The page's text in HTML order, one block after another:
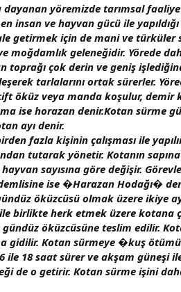
dayanan yöremizde tarımsal
insan ve hayvan gücü ile
getirmek için de mani ve
moğdamlık geleneğidir. Yörede
toprağı çok derin ve geniş
tarlalarını ortak
öküz veya manda koşulur,
ise horazan denir.Kotan sürme
ayı denir.
fazla kişinin çalışması ile
tutarak yönetir. Kotanın
sayısına göre değişir.
ise �Harazan Hodağı�
öküzcüsü olmak üzere ikiye
birlikte herk etmek üzere kotana
öküzcüsüne teslim edilir.
gidilir. Kotan sürmeye �kuş
ile 18 saat sürer ve akşam güneşi
de o getirir. Kotan sürme işini